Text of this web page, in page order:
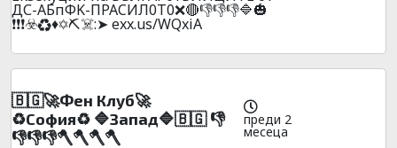
ДС-AБпФK-ПPACИЛ0T0❌🔴👎👎👎🔷🎃
❗❗❗☣️♻️♦️✡️⛏️☠️:➤ exx.us/WQxiA
🇧🇬🚀Фeн Клyб🚀
♻️Сoфия♻️ 🔷Зaпaд🔷🇧🇬 👎
👎👎👎🪓🪓🪓🪓
преди 2
месеца